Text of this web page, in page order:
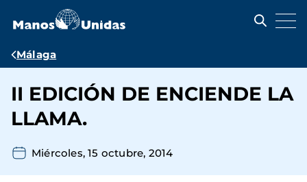
contenido
Ruta
navegación
Málaga
II EDICIÓN DE ENCIENDE LA
LLAMA.
Miércoles, 15 octubre, 2014